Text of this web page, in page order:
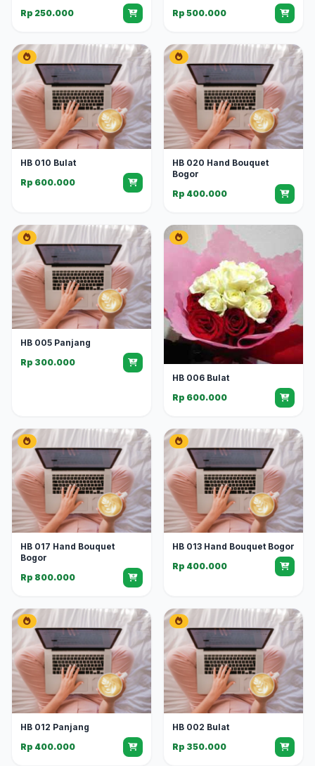
Rp 250.000
Rp 500.000
HB 010 Bulat
Rp 600.000
HB 020 Hand Bouquet
Bogor
Rp 400.000
HB 005 Panjang
Rp 300.000
HB 006 Bulat
Rp 600.000
HB 017 Hand Bouquet
Bogor
Rp 800.000
HB 013 Hand Bouquet Bogor
Rp 400.000
HB 012 Panjang
Rp 400.000
HB 002 Bulat
Rp 350.000